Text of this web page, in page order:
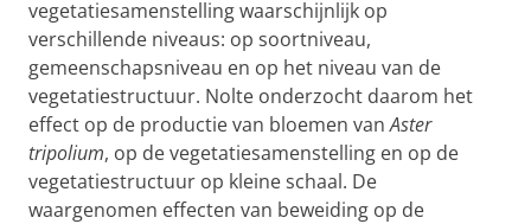
vegetatiesamenstelling waarschijnlijk op
verschillende niveaus: op soortniveau,
gemeenschapsniveau en op het niveau van de
vegetatiestructuur. Nolte onderzocht daarom het
effect op de productie van bloemen vanAster
tripolium, op de vegetatiesamenstelling en op de
vegetatiestructuur op kleine schaal. De
waargenomen effecten van beweiding op de